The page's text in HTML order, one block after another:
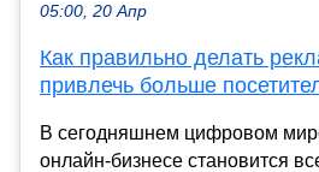
05:00, 20 Апр
Как правильно делать
привлечь больше
В сегодняшнем цифровом
онлайн-бизнесе становится